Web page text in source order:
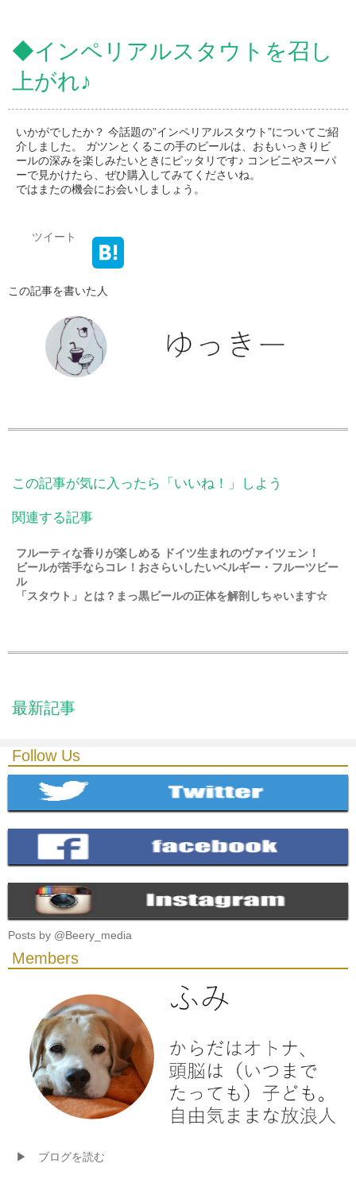
◆インペリアルスタウトを召し
上がれ♪
いかがでしたか？ 今話題の”インペリアルスタウト”についてご紹
介しました。 ガツンとくるこの手のビールは、おもいっきりビ
ールの深みを楽しみたいときにピッタリです♪ コンビニやスーパ
ーで見かけたら、ぜひ購入してみてくださいね。
ではまたの機会にお会いしましょう。
ツイート
この記事を書いた人
この記事が気に入ったら「いいね！」しよう
関連する記事
フルーティな香りが楽しめる ドイツ生まれのヴァイツェン！
ビールが苦手ならコレ！おさらいしたいベルギー・フルーツビー
ル
「スタウト」とは？まっ黒ビールの正体を解剖しちゃいます☆
最新記事
Follow Us
Posts by @Beery_media
Members
▶ ブログを読む